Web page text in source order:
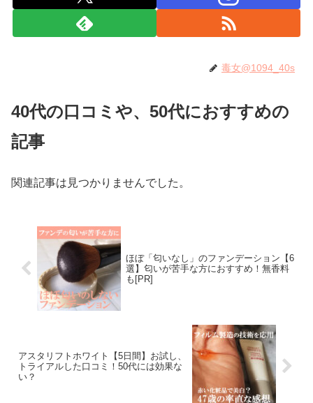
毒女@1094_40s
40代の口コミや、50代におすすめの
記事
関連記事は見つかりませんでした。
ほぼ「匂いなし」のファンデーション【6
選】匂いが苦手な方におすすめ！無香料
も[PR]
アスタリフトホワイト【5日間】お試し、
トライアルした口コミ！50代には効果な
い？